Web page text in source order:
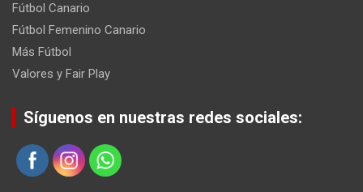
Fútbol Canario
Fútbol Femenino Canario
Más Fútbol
Valores y Fair Play
Síguenos en nuestras redes sociales: